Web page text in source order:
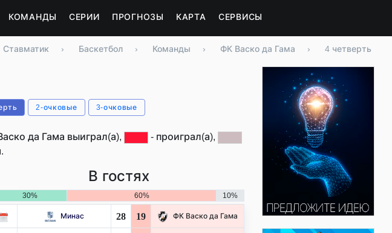
КОМАНДЫ СЕРИИ ПРОГНОЗЫ КАРТА СЕРВИСЫ
Ставматик › Баскетбол › Команды › ФК Васко да Гама › 4 четверть
2-очковые 3-очковые
да Гама выиграл(а),
- проиграл(а),
В гостях
30% 60% 10%
Минас 28 19 ФК Васко да Гама